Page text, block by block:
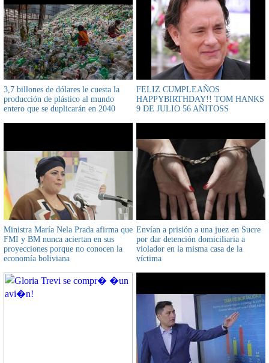
cuenta de Twitter
3,7 billones de dólares le cuesta la
producción de plástico al mundo
entero que se duplicarán en 2040
FELIZ CUMPLEAÑOS
HAPPYBIRTHDAY!! TOM HANKS
9 DE JULIO 56 AÑITOSS
Ministra María Nela Prada afirma que
FMI y BM nunca aciertan en sus
proyecciones porque no conocen la
economía boliviana
Envían a prisión a una juez en Sucre
por dar detención domiciliaria a
violador en la misma casa de la
víctima